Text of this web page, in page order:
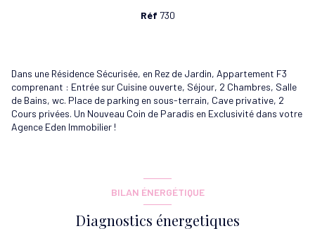
Réf 730
Dans une Résidence Sécurisée, en Rez de Jardin, Appartement F3
comprenant : Entrée sur Cuisine ouverte, Séjour, 2 Chambres, Salle
de Bains, wc. Place de parking en sous-terrain, Cave privative, 2
Cours privées. Un Nouveau Coin de Paradis en Exclusivité dans votre
Agence Eden Immobilier !
BILAN ÉNERGÉTIQUE
Diagnostics énergetiques